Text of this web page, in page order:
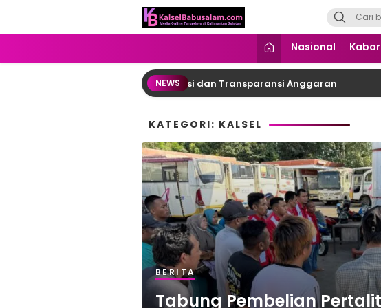
Menyuarakan Kalsel, Menginspirasi Nusantara
Nasional
NEWS
DPRD Desak Reformasi Birokrasi dan Transparansi Anggaran
KATEGORI: KALSEL
BERITA
Tabung Pembelian